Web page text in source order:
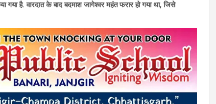
गया है. वारदात के बाद बदमाश जागेश्वर महंत फरार हो गया था, जिसे